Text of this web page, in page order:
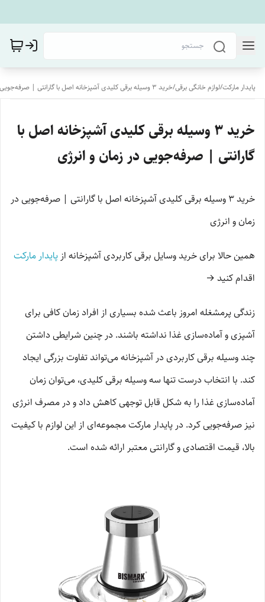
پایدار مارکت/لوازم خانگی برقی/خرید ۳ وسیله برقی کلیدی آشپزخانه اصل با گارانتی | صرفه‌جویی در زمان و انرژی
خرید ۳ وسیله برقی کلیدی آشپزخانه اصل با
گارانتی | صرفه‌جویی در زمان و انرژی
خرید ۳ وسیله برقی کلیدی آشپزخانه اصل با گارانتی | صرفه‌جویی در
زمان و انرژی
همین حالا برای خرید وسایل برقی کاربردی آشپزخانه از پایدار مارکت
اقدام کنید →
زندگی پرمشغله امروز باعث شده بسیاری از افراد زمان کافی برای
آشپزی و آماده‌سازی غذا نداشته باشند. در چنین شرایطی داشتن
چند وسیله برقی کاربردی در آشپزخانه می‌تواند تفاوت بزرگی ایجاد
کند. با انتخاب درست تنها سه وسیله برقی کلیدی، می‌توان زمان
آماده‌سازی غذا را به شکل قابل توجهی کاهش داد و در مصرف انرژی
نیز صرفه‌جویی کرد. در پایدار مارکت مجموعه‌ای از این لوازم با کیفیت
بالا، قیمت اقتصادی و گارانتی معتبر ارائه شده است.